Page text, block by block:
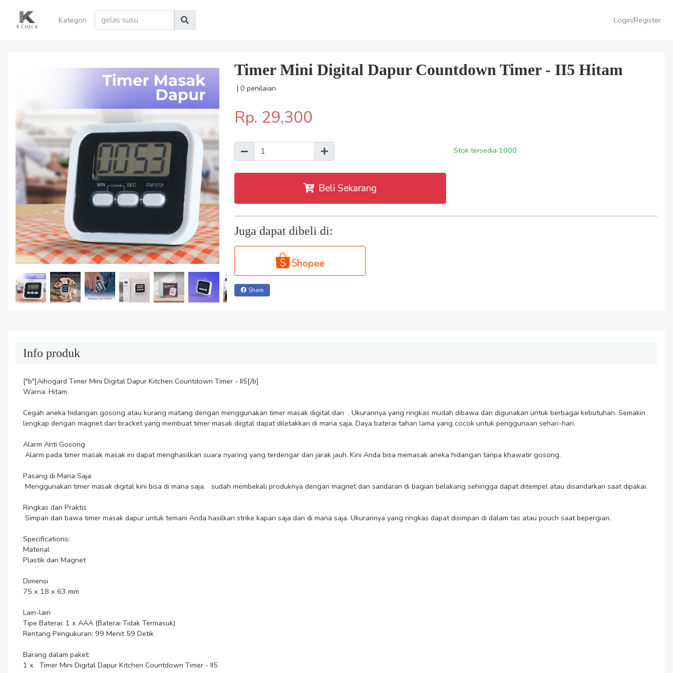
Kategori Login/Register
Timer Mini Digital Dapur Countdown Timer - II5 Hitam
| 0 penilaian
Rp. 29,300
Stok tersedia 1000
Beli Sekarang
Juga dapat dibeli di:
Share
Info produk
["b"]Aihogard Timer Mini Digital Dapur Kitchen Countdown Timer - II5[/b]
Warna: Hitam
Cegah aneka hidangan gosong atau kurang matang dengan menggunakan timer masak digital dari  . Ukurannya yang ringkas mudah dibawa dan digunakan untuk berbagai kebutuhan. Semakin
lengkap dengan magnet dan bracket yang membuat timer masak diigtal dapat diletakkan di mana saja. Daya baterai tahan lama yang cocok untuk penggunaan sehari-hari.
Alarm Anti Gosong
Pasang di Mana Saja
Ringkas dan Praktis
Specifications:
Material
Plastik dan Magnet
Dimensi
75 x 18 x 63 mm
Lain-lain
Tipe Baterai: 1 x AAA (Baterai Tidak Termasuk)
Rentang Pengukuran: 99 Menit 59 Detik
Barang dalam paket:
1 x   Timer Mini Digital Dapur Kitchen Countdown Timer - II5